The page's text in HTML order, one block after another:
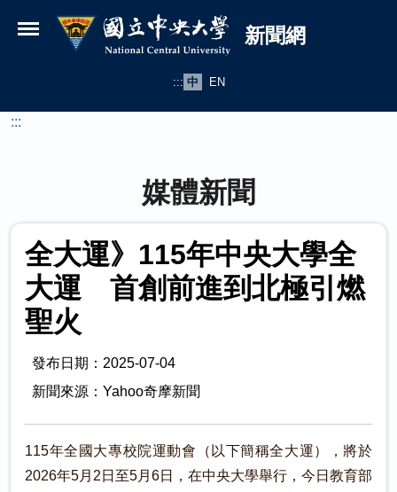
國立中央大學新聞網
新聞網
::: 中 EN
:::
媒體新聞
全大運》115年中央大學全
大運 首創前進到北極引燃
聖火
發布日期：2025-07-04
新聞來源：Yahoo奇摩新聞
115年全國大專校院運動會（以下簡稱全大運），將於
2026年5月2日至5月6日，在中央大學舉行，今日教育部